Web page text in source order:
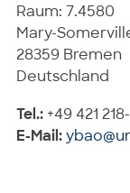
Raum: 7.4580
Mary-
28359 Bremen
Deutschland
Tel.: +49 421
E-Mail: